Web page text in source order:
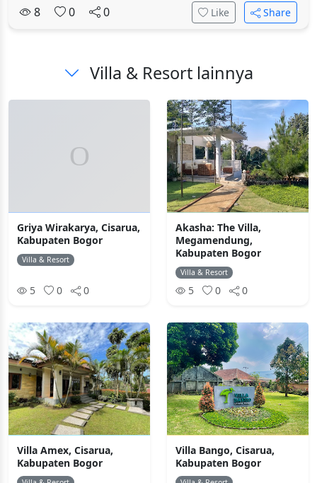
8 0 0 Like Share
Villa & Resort lainnya
Griya Wirakarya, Cisarua,
Kabupaten Bogor
Villa & Resort
5 0 0
Akasha: The Villa,
Megamendung,
Kabupaten Bogor
Villa & Resort
5 0 0
Villa Amex, Cisarua,
Kabupaten Bogor
Villa Bango, Cisarua,
Kabupaten Bogor